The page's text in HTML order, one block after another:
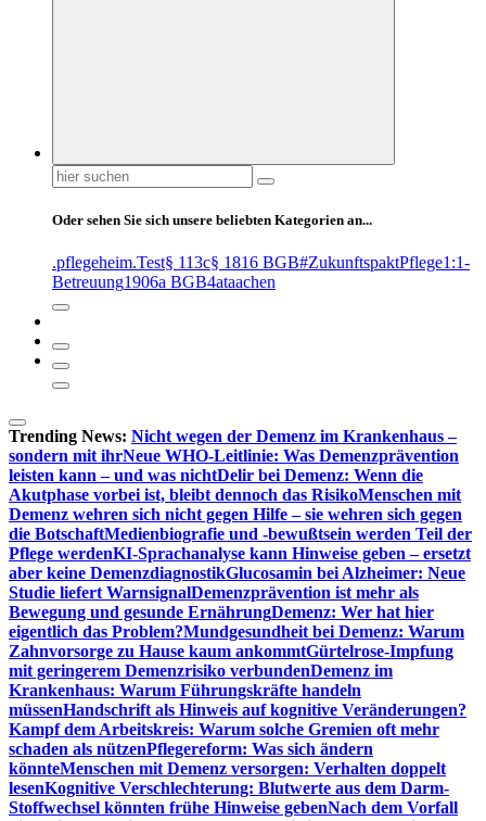
Suchen
nach:
Oder sehen Sie sich unsere beliebten Kategorien an...
.pflegeheim.Test§ 113c§ 1816 BGB#ZukunftspaktPflege1:1-
Betreuung1906a BGB4ataachen
Trending News: Nicht wegen der Demenz im Krankenhaus –
sondern mit ihrNeue WHO-Leitlinie: Was Demenzprävention
leisten kann – und was nichtDelir bei Demenz: Wenn die
Akutphase vorbei ist, bleibt dennoch das RisikoMenschen mit
Demenz wehren sich nicht gegen Hilfe – sie wehren sich gegen
die BotschaftMedienbiografie und -bewußtsein werden Teil der
Pflege werdenKI-Sprachanalyse kann Hinweise geben – ersetzt
aber keine DemenzdiagnostikGlucosamin bei Alzheimer: Neue
Studie liefert WarnsignalDemenzprävention ist mehr als
Bewegung und gesunde ErnährungDemenz: Wer hat hier
eigentlich das Problem?Mundgesundheit bei Demenz: Warum
Zahnvorsorge zu Hause kaum ankommtGürtelrose-Impfung
mit geringerem Demenzrisiko verbundenDemenz im
Krankenhaus: Warum Führungskräfte handeln
müssenHandschrift als Hinweis auf kognitive Veränderungen?
Kampf dem Arbeitskreis: Warum solche Gremien oft mehr
schaden als nützenPflegereform: Was sich ändern
könnteMenschen mit Demenz versorgen: Verhalten doppelt
lesenKognitive Verschlechterung: Blutwerte aus dem Darm-
Stoffwechsel könnten frühe Hinweise gebenNach dem Vorfall